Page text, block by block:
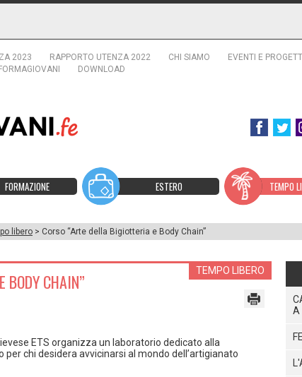
2023 RAPPORTO UTENZA 2022 CHI SIAMO
EVENTI E PROGETTI
DOWNLOAD
FORMAZIONE ESTERO TEMPO
libero > Corso “Arte della Bigiotteria e Body Chain”
TEMPO LIBERO
BODY CHAIN”
ETS organizza un laboratorio dedicato alla
chi desidera avvicinarsi al mondo dell’artigianato
A